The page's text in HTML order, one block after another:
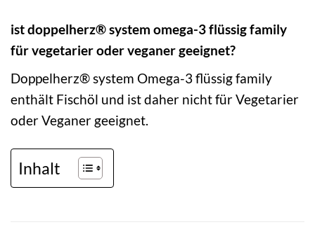
ist doppelherz® system omega-3 flüssig family
für vegetarier oder veganer geeignet?
Doppelherz® system Omega-3 flüssig family
enthält Fischöl und ist daher nicht für Vegetarier
oder Veganer geeignet.
Inhalt